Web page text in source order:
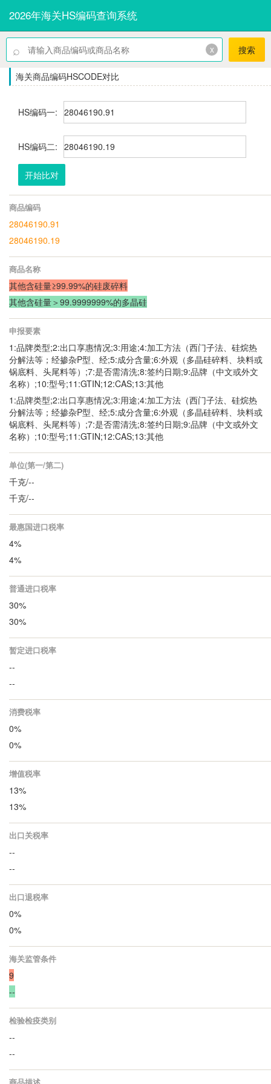
2026年海关HS编码查询系统
⌕ x 搜索
海关商品编码HSCODE对比
HS编码一:
HS编码二:
开始比对
商品编码
28046190.91
28046190.19
商品名称
其他含硅量≥99.99%的硅废碎料
其他含硅量＞99.9999999%的多晶硅
申报要素
1:品牌类型;2:出口享惠情况;3:用途;4:加工方法（西门子法、硅烷热
分解法等；经掺杂P型、经;5:成分含量;6:外观（多晶硅碎料、块料或
锅底料、头尾料等）;7:是否需清洗;8:签约日期;9:品牌（中文或外文
名称）;10:型号;11:GTIN;12:CAS;13:其他
1:品牌类型;2:出口享惠情况;3:用途;4:加工方法（西门子法、硅烷热
分解法等；经掺杂P型、经;5:成分含量;6:外观（多晶硅碎料、块料或
锅底料、头尾料等）;7:是否需清洗;8:签约日期;9:品牌（中文或外文
名称）;10:型号;11:GTIN;12:CAS;13:其他
单位(第一/第二)
千克/--
千克/--
最惠国进口税率
4%
4%
普通进口税率
30%
30%
暂定进口税率
--
--
消费税率
0%
0%
增值税率
13%
13%
出口关税率
--
--
出口退税率
0%
0%
海关监管条件
9
--
检验检疫类别
--
--
商品描述